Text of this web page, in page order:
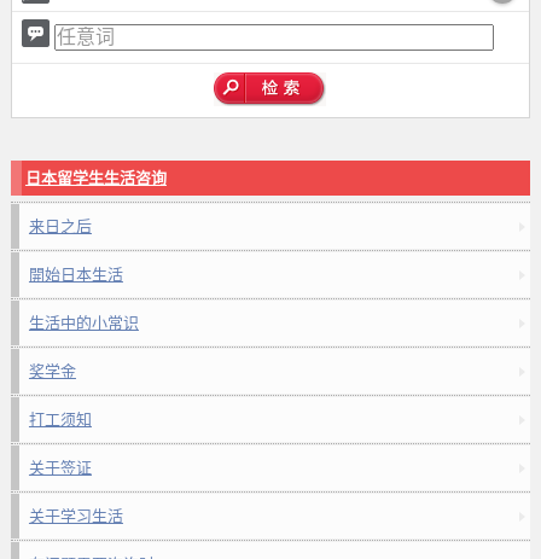
日本留学生生活咨询
来日之后
開始日本生活
生活中的小常识
奖学金
打工须知
关于签证
关于学习生活